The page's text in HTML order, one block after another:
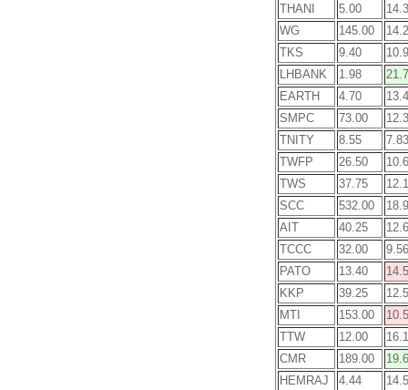
THANI
5.00
WG
145.00
TKS
9.40
LHBANK
1.98
EARTH
4.70
SMPC
73.00
TNITY
8.55
7.83
TWFP
26.50
TWS
37.75
SCC
532.00
AIT
40.25
TCCC
32.00
9.56
PATO
13.40
KKP
39.25
MTI
153.00
TTW
12.00
CMR
189.00
HEMRAJ
4.44